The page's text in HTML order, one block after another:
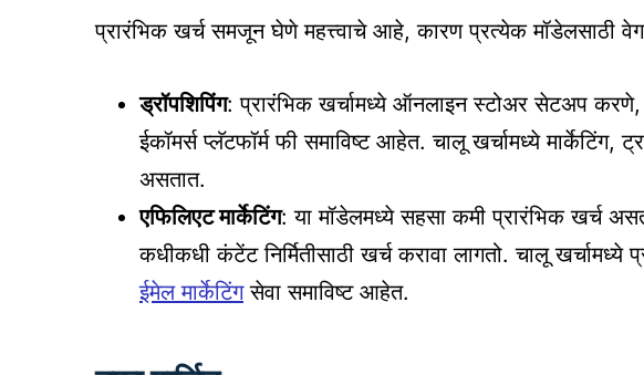
प्रारंभिक खर्च समजून घेणे महत्त्वाचे आहे, कारण प्रत्येक मॉडेलसाठी
ड्रॉपशिपिंग: प्रारंभिक खर्चामध्ये ऑनलाइन स्टोअर सेटअप
ईकॉमर्स प्लॅटफॉर्म फी समाविष्ट आहेत. चालू खर्चामध्ये
असतात.
एफिलिएट मार्केटिंग: या मॉडेलमध्ये सहसा कमी प्रारंभिक खर्च
कधीकधी कंटेंट निर्मितीसाठी खर्च करावा लागतो. चालू
ईमेल मार्केटिंगसेवा समाविष्ट आहेत.